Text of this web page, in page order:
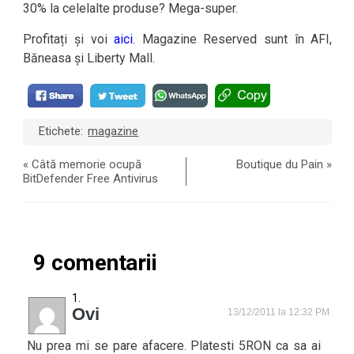
30% la celelalte produse? Mega-super.
Profitați și voiaici. Magazine Reserved sunt în AFI,
Băneasa și Liberty Mall.
Etichete: magazine
«Câtă memorie ocupă
BitDefender Free Antivirus
Boutique du Pain »
9 comentarii
Ovi 13/12/2011 la 12:32 PM
Nu prea mi se pare afacere. Platesti 5RON ca sa ai